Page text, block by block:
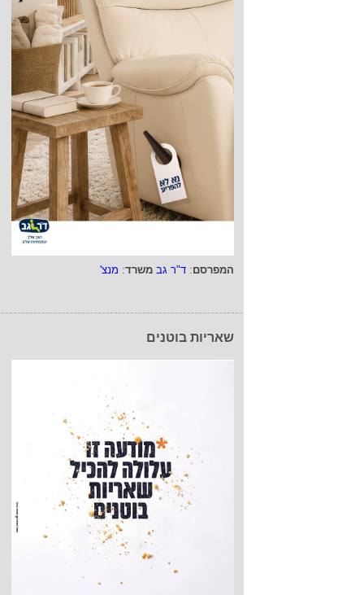
המפרסם: ד"ר גב משרד: מנצ'
שאריות בוטנים